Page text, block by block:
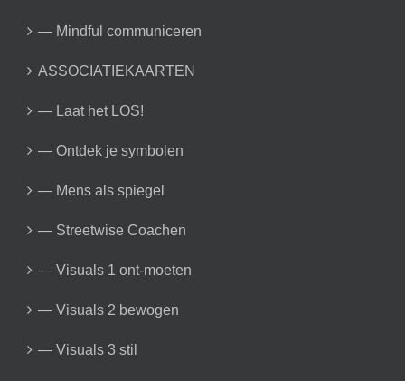
— Mindful communiceren
ASSOCIATIEKAARTEN
— Laat het LOS!
— Ontdek je symbolen
— Mens als spiegel
— Streetwise Coachen
— Visuals 1 ont-moeten
— Visuals 2 bewogen
— Visuals 3 stil